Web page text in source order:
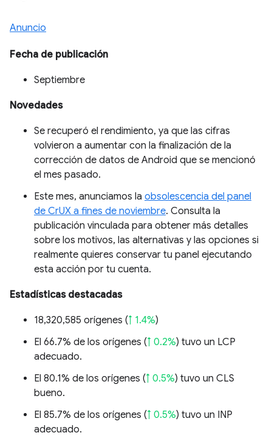
Anuncio
Fecha de publicación
Septiembre
Novedades
Se recuperó el rendimiento, ya que las cifras
volvieron a aumentar con la finalización de la
corrección de datos de Android que se mencionó
el mes pasado.
Este mes, anunciamos la obsolescencia del panel
de CrUX a fines de noviembre. Consulta la
publicación vinculada para obtener más detalles
sobre los motivos, las alternativas y las opciones si
realmente quieres conservar tu panel ejecutando
esta acción por tu cuenta.
Estadísticas destacadas
18,320,585 orígenes (↑ 1.4%)
El 66.7% de los orígenes (↑ 0.2%) tuvo un LCP
adecuado.
El 80.1% de los orígenes (↑ 0.5%) tuvo un CLS
bueno.
El 85.7% de los orígenes (↑ 0.5%) tuvo un INP
adecuado.